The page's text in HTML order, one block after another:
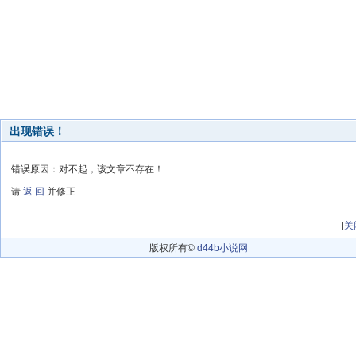
出现错误！
错误原因：对不起，该文章不存在！
请 返 回 并修正
[关
版权所有© d44b小说网